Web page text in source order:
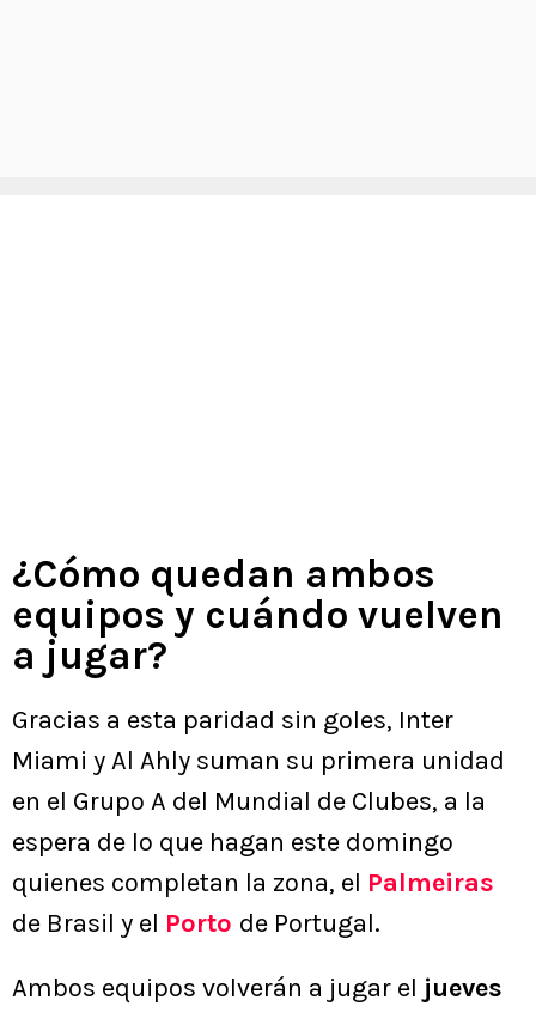
¿Cómo quedan ambos
equipos y cuándo vuelven
a jugar?
Gracias a esta paridad sin goles, Inter
Miami y Al Ahly suman su primera unidad
en el Grupo A del Mundial de Clubes, a la
espera de lo que hagan este domingo
quienes completan la zona, el Palmeiras
de Brasil y el Porto de Portugal.
Ambos equipos volverán a jugar el jueves